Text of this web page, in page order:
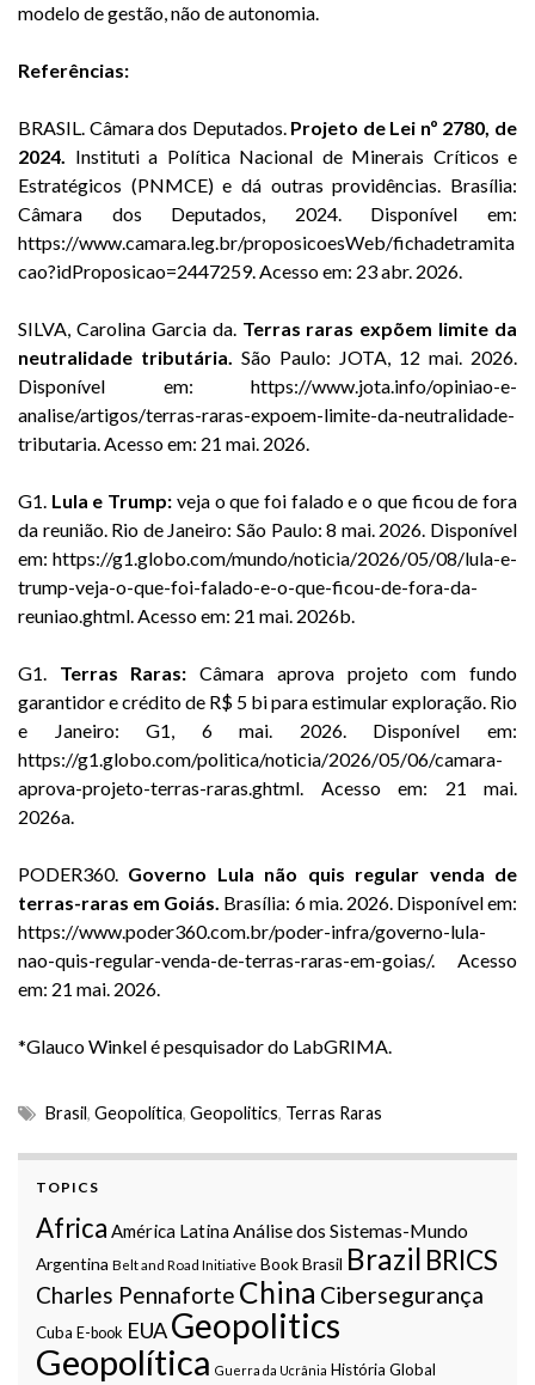
modelo de gestão, não de autonomia.
Referências:
BRASIL. Câmara dos Deputados. Projeto de Lei nº 2780, de
2024. Instituti a Política Nacional de Minerais Críticos e
Estratégicos (PNMCE) e dá outras providências. Brasília:
Câmara dos Deputados, 2024. Disponível em:
https://www.camara.leg.br/proposicoesWeb/fichadetramita
cao?idProposicao=2447259. Acesso em: 23 abr. 2026.
SILVA, Carolina Garcia da. Terras raras expõem limite da
neutralidade tributária. São Paulo: JOTA, 12 mai. 2026.
Disponível em: https://www.jota.info/opiniao-e-
analise/artigos/terras-raras-expoem-limite-da-neutralidade-
tributaria. Acesso em: 21 mai. 2026.
G1. Lula e Trump: veja o que foi falado e o que ficou de fora
da reunião. Rio de Janeiro: São Paulo: 8 mai. 2026. Disponível
em: https://g1.globo.com/mundo/noticia/2026/05/08/lula-e-
trump-veja-o-que-foi-falado-e-o-que-ficou-de-fora-da-
reuniao.ghtml. Acesso em: 21 mai. 2026b.
G1. Terras Raras:Câmara aprova projeto com fundo
garantidor e crédito de R$ 5 bi para estimular exploração. Rio
e Janeiro: G1, 6 mai. 2026. Disponível em:
https://g1.globo.com/politica/noticia/2026/05/06/camara-
aprova-projeto-terras-raras.ghtml. Acesso em: 21 mai.
2026a.
PODER360. Governo Lula não quis regular venda de
terras-raras em Goiás. Brasília: 6 mia. 2026. Disponível em:
https://www.poder360.com.br/poder-infra/governo-lula-
nao-quis-regular-venda-de-terras-raras-em-goias/. Acesso
em: 21 mai. 2026.
*Glauco Winkel é pesquisador do LabGRIMA.
Brasil, Geopolítica, Geopolitics, Terras Raras
TOPICS
Africa América LatinaAnálise dos Sistemas-Mundo
Argentina Belt and Road Initiative BookBrasil Brazil BRICS
Charles Pennaforte China Cibersegurança
Cuba E-book EUAGeopolitics
Geopolítica Guerra da Ucrânia História Global